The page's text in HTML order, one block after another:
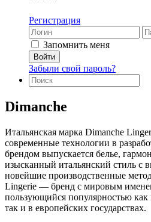
Регистрация
Запомнить меня
Забыли свой пароль?
Dimanche
Итальянская марка Dimanche
современные технологии в
брендом выпускается белье,
изысканный итальянский стиль с
новейшие производственные
Lingerie — бренд с мировым
пользующийся популярностью
так и в европейских государствах.